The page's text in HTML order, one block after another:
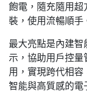
飽電，隨充隨用超
裝，使用流暢順手
最大亮點是內建智
示，協助用戶控
用，實現跨代相容
智能與高質感的電